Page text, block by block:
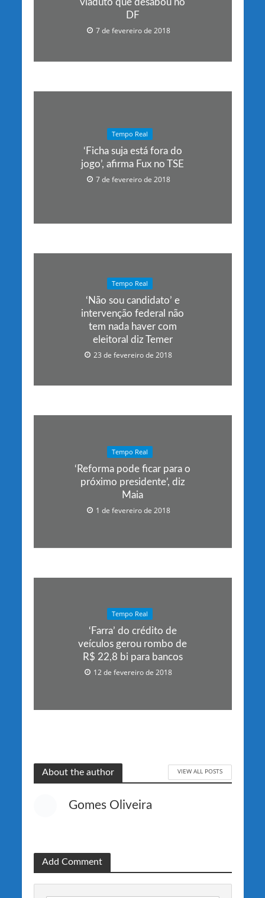
viaduto que desabou no
DF
7 de fevereiro de 2018
Tempo Real
‘Ficha suja está fora do
jogo’, afirma Fux no TSE
7 de fevereiro de 2018
Tempo Real
‘Não sou candidato’ e
intervenção federal não
tem nada haver com
eleitoral diz Temer
23 de fevereiro de 2018
Tempo Real
‘Reforma pode ficar para o
próximo presidente’, diz
Maia
1 de fevereiro de 2018
Tempo Real
‘Farra’ do crédito de
veículos gerou rombo de
R$ 22,8 bi para bancos
12 de fevereiro de 2018
About the author VIEW ALL POSTS
Gomes Oliveira
Add Comment